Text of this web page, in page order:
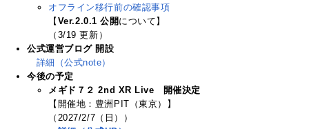
オフライン移行前の確認事項
【 Ver.2.0.1 公開 について】
（3/19 更新）
公式運営ブログ 開設
詳細（公式note）
今後の予定
メギド７２ 2nd XR Live 開催決定
【開催地：豊洲PIT（東京）】
（2027/2/7（日））